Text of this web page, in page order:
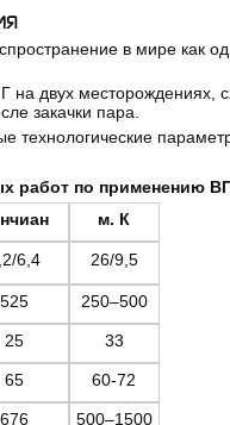
в мире как
на двух
закачки пара.
технологические
работ по применению
м. К
6,4 26/9,5
525 250–500
25 33
65 60-72
676 500–1500